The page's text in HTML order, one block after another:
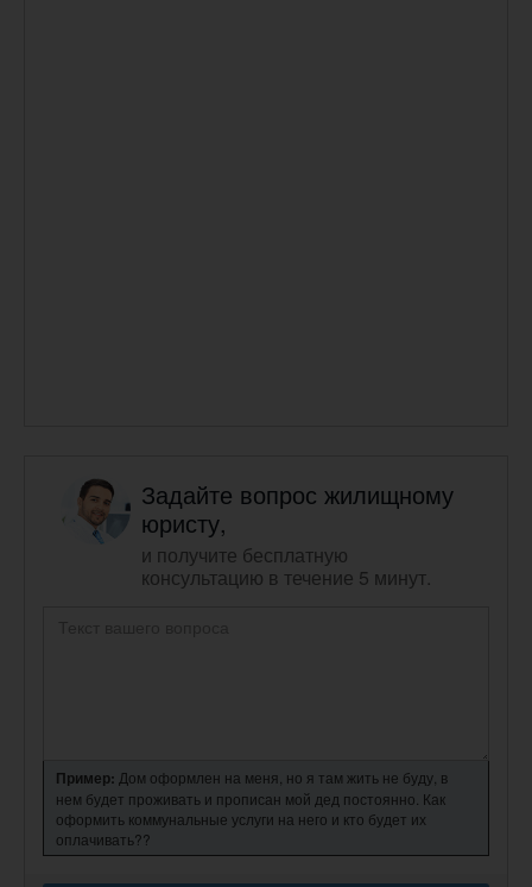
Задайте вопрос жилищному
юристу,
и получите бесплатную
консультацию в течение 5 минут.
Пример: Дом оформлен на меня, но я там жить не буду, в
нем будет проживать и прописан мой дед постоянно. Как
оформить коммунальные услуги на него и кто будет их
оплачивать??